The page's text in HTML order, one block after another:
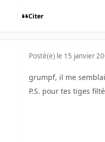
Citer
Posté(e) le 15 janvier
grumpf, il me
P.S. pour tes tiges